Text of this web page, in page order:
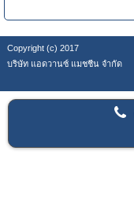
Copyright (c) 2017
บริษัท แอดวานซ์ แมชชีน จำกัด